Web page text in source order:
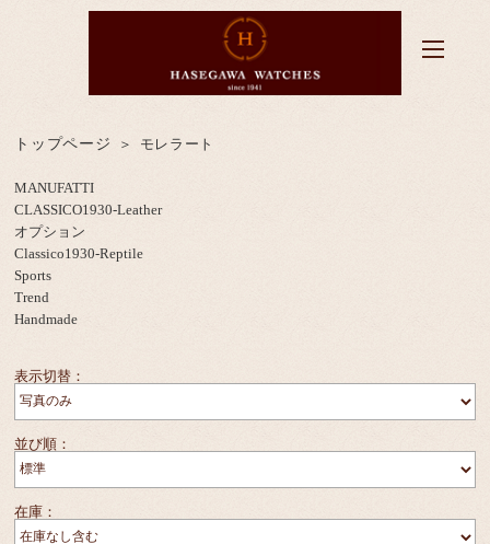
トップページ モレラート
MANUFATTI
CLASSICO1930-Leather
オプション
Classico1930-Reptile
Sports
Trend
Handmade
表示切替：
並び順：
在庫：